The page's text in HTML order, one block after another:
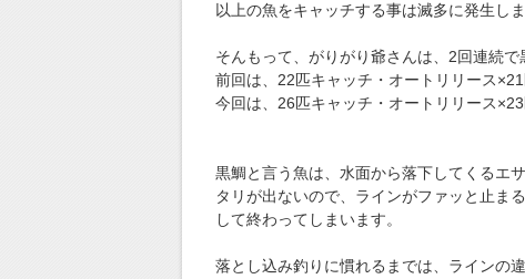
以上の魚をキャッチする事は滅多に発生し
そんもって、がりがり爺さんは、2回連続で
前回は、22匹キャッチ・オートリリース
今回は、26匹キャッチ・オートリリース
黒鯛と言う魚は、水面から落下してくるエ
タリが出ないので、ラインがファッと止ま
して終わってしまいます。
落とし込み釣りに慣れるまでは、ラインの